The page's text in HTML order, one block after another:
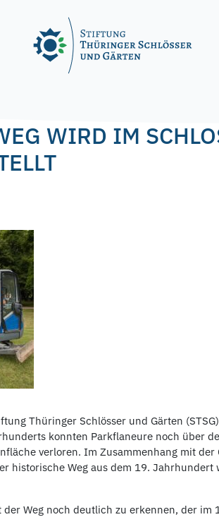
WIRD IM
Thüringer Schlösser und Gärten
konnten Parkflaneure noch über
verloren. Im Zusammenhang mit der
historische Weg aus dem 19. Jahrhundert
Weg noch deutlich zu erkennen, der im